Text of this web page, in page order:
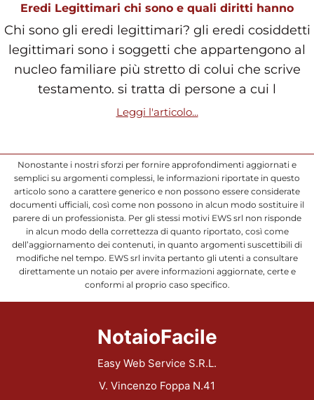
Eredi Legittimari chi sono e quali diritti hanno
Chi sono gli eredi legittimari? gli eredi cosiddetti
legittimari sono i soggetti che appartengono al
nucleo familiare più stretto di colui che scrive
testamento. si tratta di persone a cui l
Leggi l'articolo...
Nonostante i nostri sforzi per fornire approfondimenti aggiornati e
semplici su argomenti complessi, le informazioni riportate in questo
articolo sono a carattere generico e non possono essere considerate
documenti ufficiali, così come non possono in alcun modo sostituire il
parere di un professionista. Per gli stessi motivi EWS srl non risponde
in alcun modo della correttezza di quanto riportato, così come
dell’aggiornamento dei contenuti, in quanto argomenti suscettibili di
modifiche nel tempo. EWS srl invita pertanto gli utenti a consultare
direttamente un notaio per avere informazioni aggiornate, certe e
conformi al proprio caso specifico.
NotaioFacile
Easy Web Service S.R.L.
V. Vincenzo Foppa N.41